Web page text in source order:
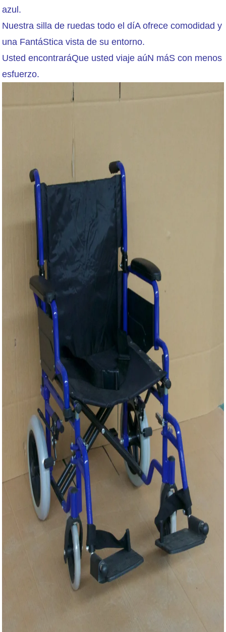
azul.
Nuestra silla de ruedas todo el díA ofrece comodidad y
una FantáStica vista de su entorno.
Usted encontraráQue usted viaje aúN máS con menos
esfuerzo.